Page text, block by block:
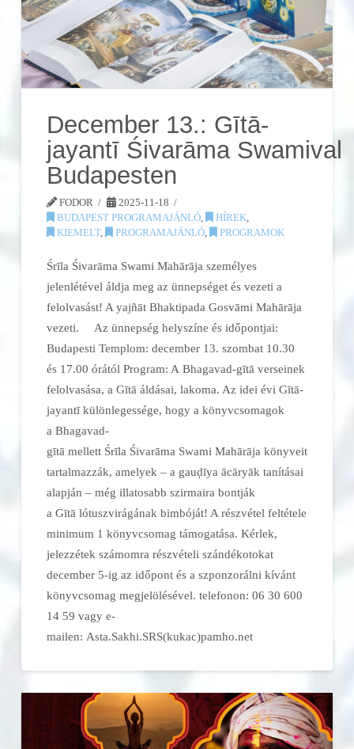
December 13.: Gītā-
jayantī Śivarāma Swamival
Budapesten
FODOR
2025-11-18
BUDAPEST PROGRAMAJÁNLÓ, HÍREK,
KIEMELT, PROGRAMAJÁNLÓ, PROGRAMOK
Śrīla Śivarāma Swami Mahārāja személyes
jelenlétével áldja meg az ünnepséget és vezeti a
felolvasást! A yajñāt Bhaktipada Gosvāmi Mahārāja
vezeti. Az ünnepség helyszíne és időpontjai:
Budapesti Templom: december 13. szombat 10.30
és 17.00 órától Program: A Bhagavad-gītā verseinek
felolvasása, a Gītā áldásai, lakoma. Az idei évi Gītā-
jayantī különlegessége, hogy a könyvcsomagok
a Bhagavad-
gītā mellett Śrīla Śivarāma Swami Mahārāja könyveit
tartalmazzák, amelyek – a gauḍīya ācāryāk tanításai
alapján – még illatosabb szirmaira bontják
a Gītā lótuszvirágának bimbóját! A részvétel feltétele
minimum 1 könyvcsomag támogatása. Kérlek,
jelezzétek számomra részvételi szándékotokat
december 5-ig az időpont és a szponzorálni kívánt
könyvcsomag megjelölésével. telefonon: 06 30 600
14 59 vagy e-
mailen: Asta.Sakhi.SRS(kukac)pamho.net